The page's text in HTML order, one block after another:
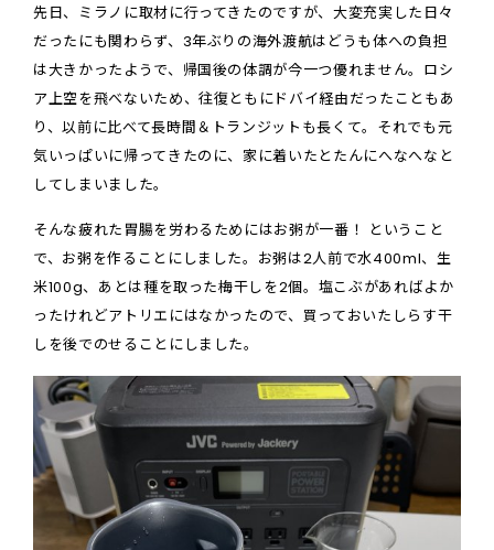
先日、ミラノに取材に行ってきたのですが、大変充実した日々
だったにも関わらず、3年ぶりの海外渡航はどうも体への負担
は大きかったようで、帰国後の体調が今一つ優れません。ロシ
ア上空を飛べないため、往復ともにドバイ経由だったこともあ
り、以前に比べて長時間＆トランジットも長くて。それでも元
気いっぱいに帰ってきたのに、家に着いたとたんにへなへなと
してしまいました。
そんな疲れた胃腸を労わるためにはお粥が一番！ ということ
で、お粥を作ることにしました。お粥は2人前で水400ml、生
米100g、あとは種を取った梅干しを2個。塩こぶがあればよか
ったけれどアトリエにはなかったので、買っておいたしらす干
しを後でのせることにしました。